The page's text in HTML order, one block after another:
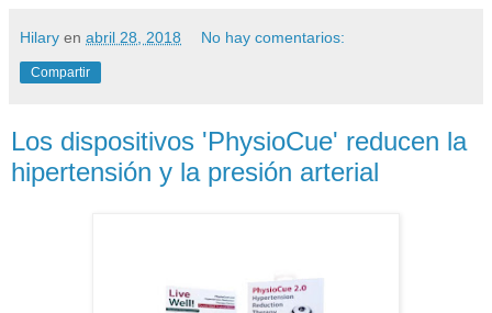
Hilary en abril 28, 2018 No hay comentarios:
Compartir
Los dispositivos 'PhysioCue' reducen la
hipertensión y la presión arterial